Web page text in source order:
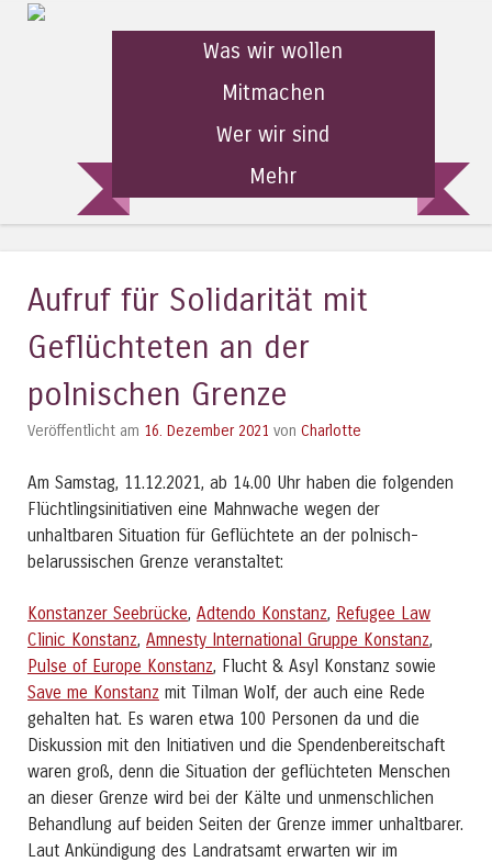
Was wir wollen
Mitmachen
Wer wir sind
Mehr
Aufruf für Solidarität mit
Geflüchteten an der
polnischen Grenze
Veröffentlicht am 16. Dezember 2021 von Charlotte
Am Samstag, 11.12.2021, ab 14.00 Uhr haben die folgenden
Flüchtlingsinitiativen eine Mahnwache wegen der
unhaltbaren Situation für Geflüchtete an der polnisch-
belarussischen Grenze veranstaltet:
Konstanzer Seebrücke, Adtendo Konstanz, Refugee Law
Clinic Konstanz, Amnesty International Gruppe Konstanz,
Pulse of Europe Konstanz, Flucht & Asyl Konstanz sowie
Save me Konstanz mit Tilman Wolf, der auch eine Rede
gehalten hat. Es waren etwa 100 Personen da und die
Diskussion mit den Initiativen und die Spendenbereitschaft
waren groß, denn die Situation der geflüchteten Menschen
an dieser Grenze wird bei der Kälte und unmenschlichen
Behandlung auf beiden Seiten der Grenze immer unhaltbarer.
Laut Ankündigung des Landratsamt erwarten wir im